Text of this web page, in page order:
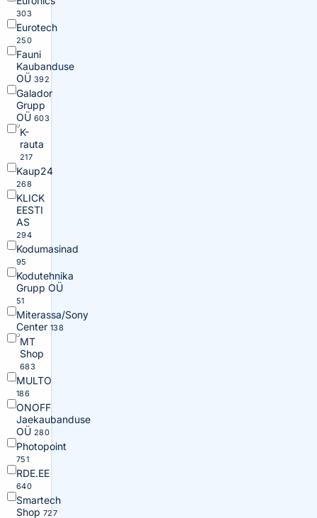
303
Eurotech
250
Fauni
Kaubanduse
OÜ 392
Galador
Grupp
OÜ 603
K-
rauta
217
Kaup24
268
KLICK
EESTI
AS
294
Kodumasinad
95
Kodutehnika
Grupp OÜ
51
Miterassa/Sony
Center 138
MT
Shop
683
MULTO
186
ONOFF
Jaekaubanduse
OÜ 280
Photopoint
751
RDE.EE
640
Smartech
Shop 727